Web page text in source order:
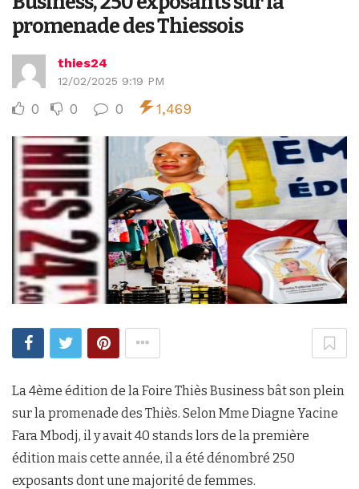
promenade des Thiessois
thies24
12/02/2025 9:19 PM
0 0 0 1,469
La 4ème édition de la Foire Thiès Business bât son plein
sur la promenade des Thiès. Selon Mme Diagne Yacine
Fara Mbodj, il y avait 40 stands lors de la première
édition mais cette année, il a été dénombré 250
exposants dont une majorité de femmes.